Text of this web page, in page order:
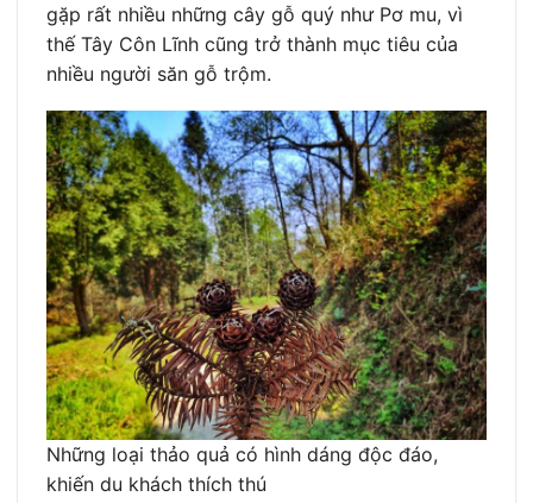
gặp rất nhiều những cây gỗ quý như Pơ mu, vì
thế Tây Côn Lĩnh cũng trở thành mục tiêu của
nhiều người săn gỗ trộm.
Những loại thảo quả có hình dáng độc đáo,
khiến du khách thích thú